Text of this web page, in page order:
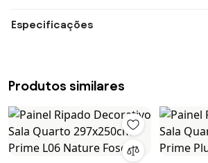
Especificações
Produtos similares